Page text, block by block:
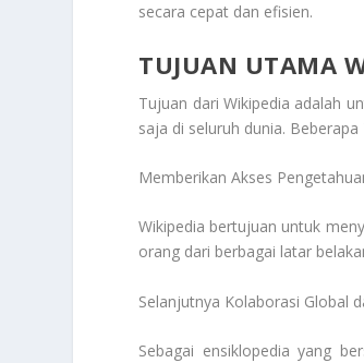
secara cepat dan efisien.
TUJUAN UTAMA
Tujuan dari Wikipedia adalah
saja di seluruh dunia. Beberapa
Memberikan Akses
Wikipedia bertujuan untuk
orang dari berbagai latar
Selanjutnya Kolaborasi Global
Sebagai ensiklopedia yang